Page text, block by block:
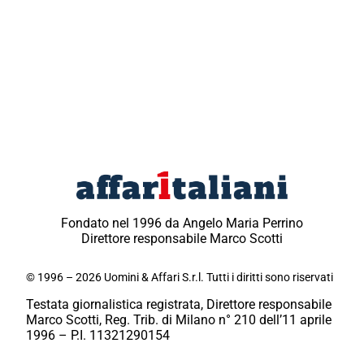
Fondato nel 1996 da Angelo Maria Perrino
Direttore responsabile Marco Scotti
© 1996 – 2026 Uomini & Affari S.r.l. Tutti i diritti sono riservati
Testata giornalistica registrata, Direttore responsabile
Marco Scotti, Reg. Trib. di Milano n° 210 dell’11 aprile
1996 – P.I. 11321290154